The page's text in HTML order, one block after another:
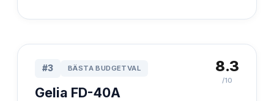
#3 BÄSTA BUDGETVAL
Gelia FD-40A
8.3
/10